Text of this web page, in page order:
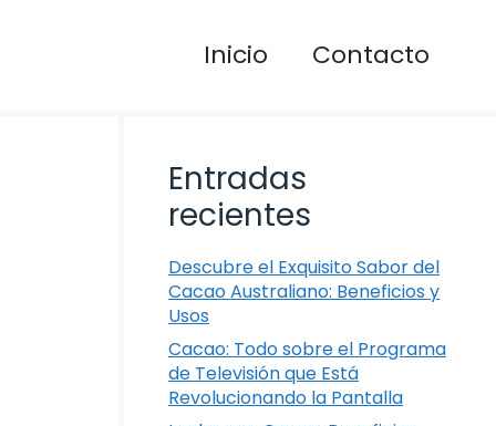
Inicio Contacto
Entradas
recientes
Descubre el Exquisito Sabor del
Cacao Australiano: Beneficios y
Usos
Cacao: Todo sobre el Programa
de Televisión que Está
Revolucionando la Pantalla